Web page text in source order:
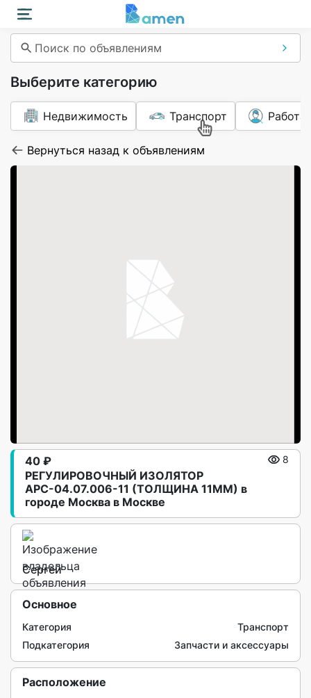
Поиск по объявлениям
Выберите категорию
Недвижимость Транспорт Работа
Вернуться назад к объявлениям
РЕГУЛИРОВOЧHЫЙ ИЗOЛЯTOP
АРС-04.07.006-11 (TОЛЩИНA 11MМ) в
горoде Mоcквa в Москве
40 ₽ 8
Сергей
Основное
Категория
Транспорт
Подкатегория
Запчасти и аксессуары
Расположение